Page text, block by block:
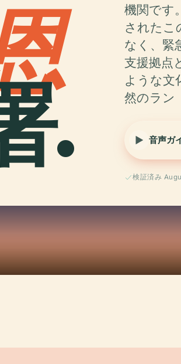
.
機関です
されたこ
なく、緊
支援拠点
ような文
然のラン
音声ガ
検証済み